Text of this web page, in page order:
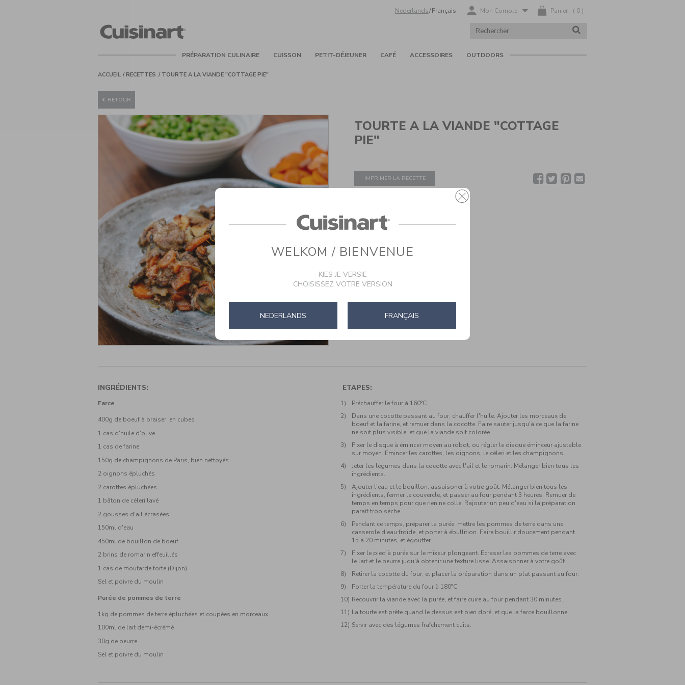
( 0 )
Panier
Mon Compte
Nederlands/Français
RECHERCHER
DANS
RECHERCHER
PRÉPARATION CULINAIRE CUISSON PETIT-DÉJEUNER CAFÉ ACCESSOIRES OUTDOORS
ACCUEIL RECETTES TOURTE A LA VIANDE "COTTAGE PIE"
RETOUR
TOURTE A LA VIANDE "COTTAGE
PIE"
IMPRIMER LA RECETTE
Envoyer
la
Pinterest
Twitter
Facebook
INGRÉDIENTS:
Farce
400g de boeuf à braiser, en cubes
1 cas d'huile d'olive
1 cas de farine
150g de champignons de Paris, bien nettoyés
2 oignons épluchés
2 carottes épluchées
1 bâton de céleri lavé
2 gousses d'ail écrasées
150ml d'eau
450ml de bouillon de boeuf
2 brins de romarin effeuillés
1 cas de moutarde forte (Dijon)
Sel et poivre du moulin
Purée de pommes de terre
1kg de pommes de terre épluchées et coupées en morceaux
100ml de lait demi-écrémé
30g de beurre
Sel et poivre du moulin
ETAPES:
Préchauffer le four à 160°C.
Dans une cocotte passant au four, chauffer l'huile. Ajouter les morceaux de
boeuf et la farine, et remuer dans la cocotte. Faire sauter jusqu'à ce que la farine
ne soit plus visible, et que la viande soit colorée.
Fixer le disque à émincer moyen au robot, ou régler le disque éminceur ajustable
sur moyen. Emincer les carottes, les oignons, le céleri et les champignons.
Jeter les légumes dans la cocotte avec l'ail et le romarin. Mélanger bien tous les
ingrédients.
Ajouter l'eau et le bouillon, assaisoner à votre goût. Mélanger bien tous les
ingrédients, fermer le couvercle, et passer au four pendant 3 heures. Remuer de
temps en temps pour que rien ne colle. Rajouter un peu d'eau si la préparation
paraît trop sèche.
Pendant ce temps, préparer la purée: mettre les pommes de terre dans une
casserole d'eau froide, et porter à ébullition. Faire bouillir doucement pendant
15 à 20 minutes, et égoutter.
Fixer le pied à purée sur le mixeur plongeant. Ecraser les pommes de terre avec
le lait et le beurre juqu'à obtenir une texture lisse. Assaisonner à votre goût.
Retirer la cocotte du four, et placer la préparation dans un plat passant au four.
Porter la température du four à 180°C.
Recouvrir la viande avec la purée, et faire cuire au four pendant 30 minutes.
La tourte est prête quand le dessus est bien doré, et que la farce bouillonne.
Servir avec des légumes fraîchement cuits.
WELKOM / BIENVENUE
KIES JE VERSIE
CHOISISSEZ VOTRE VERSION
NEDERLANDS FRANÇAIS